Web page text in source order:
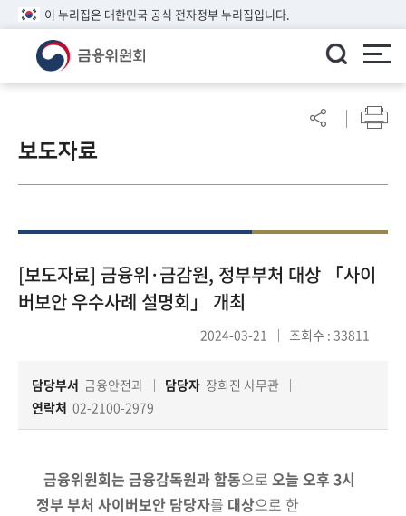
이 누리집은 대한민국 공식 전자정부 누리집입니다.
린
이알
참
여
마
책
마
보도자료
[보도자료] 금융위·금감원, 정부부처 대상 「사이
버보안 우수사례 설명회」 개최
2024-03-21 조회수 : 33811
담당부서 금융안전과 담당자 장희진 사무관
연락처 02-2100-2979
금융위원회는 금융감독원과합동으로 오늘 오후 3시
정부 부처 사이버보안 담당자를 대상으로 한